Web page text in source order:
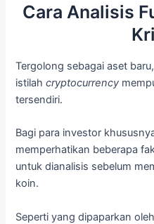
Cara Analisis
Tergolong sebagai aset
istilahcryptocurrency
tersendiri.
Bagi para investor
memperhatikan beberapa
untuk dianalisis sebelum
koin.
Seperti yang dipaparkan